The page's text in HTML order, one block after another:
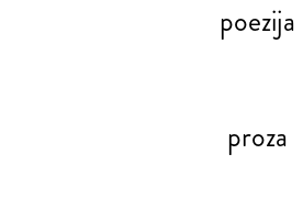
poezija
proza